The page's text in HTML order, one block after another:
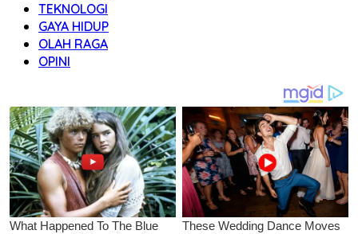
TEKNOLOGI
GAYA HIDUP
OLAH RAGA
OPINI